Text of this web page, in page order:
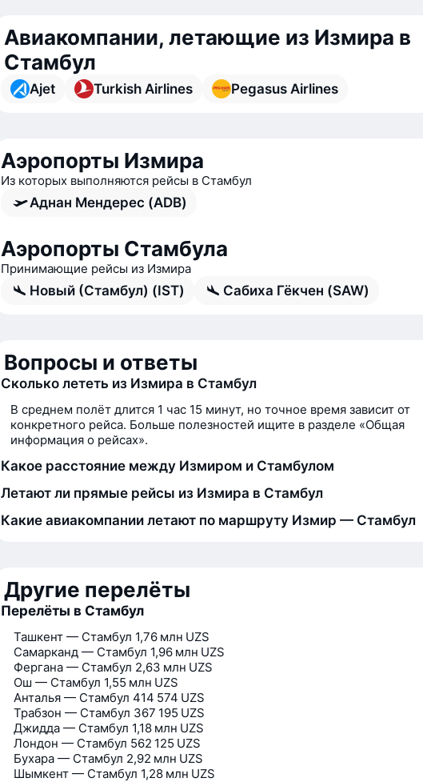
Авиакомпании, летающие из Измира в
Стамбул
Ajet Turkish Airlines Pegasus Airlines
Аэропорты Измира
Из которых выполняются рейсы в Стамбул
Аднан Мендерес (ADB)
Аэропорты Стамбула
Принимающие рейсы из Измира
Новый (Стамбул) (IST) Сабиха Гёкчен (SAW)
Вопросы и ответы
Сколько лететь из Измира в Стамбул
В среднем полёт длится 1 час 15 минут, но точное время зависит от
конкретного рейса. Больше полезностей ищите в разделе «Общая
информация о рейсах».
Какое расстояние между Измиром и Стамбулом
Летают ли прямые рейсы из Измира в Стамбул
Какие авиакомпании летают по маршруту Измир — Стамбул
Другие перелёты
Перелёты в Стамбул
Ташкент — Стамбул 1,76 млн UZS
Самарканд — Стамбул 1,96 млн UZS
Фергана — Стамбул 2,63 млн UZS
Ош — Стамбул 1,55 млн UZS
Анталья — Стамбул 414 574 UZS
Трабзон — Стамбул 367 195 UZS
Джидда — Стамбул 1,18 млн UZS
Лондон — Стамбул 562 125 UZS
Бухара — Стамбул 2,92 млн UZS
Шымкент — Стамбул 1,28 млн UZS